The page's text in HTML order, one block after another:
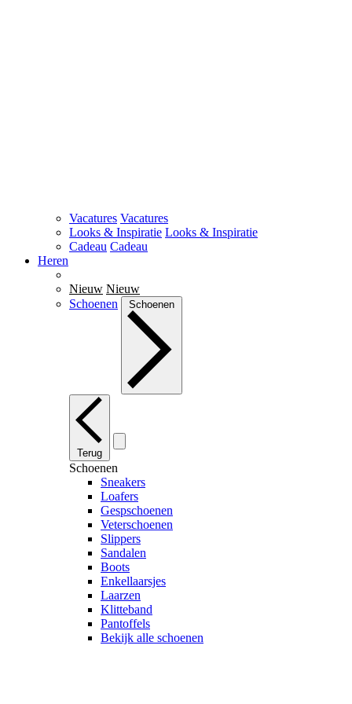
Vacatures Vacatures
Looks & Inspiratie Looks & Inspiratie
Cadeau Cadeau
Heren
Nieuw Nieuw
Schoenen
Schoenen
Terug
Schoenen
Sneakers
Loafers
Gespschoenen
Veterschoenen
Slippers
Sandalen
Boots
Enkellaarsjes
Laarzen
Klitteband
Pantoffels
Bekijk alle schoenen